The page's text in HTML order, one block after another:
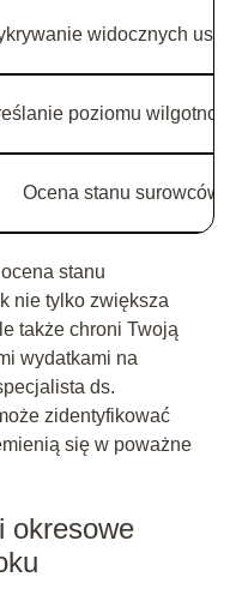
widocznych
poziomu
Ocena stanu surowców
stanu
nie tylko zwiększa
także chroni Twoją
wydatkami na
ds.
zidentyfikować
się w poważne
okresowe